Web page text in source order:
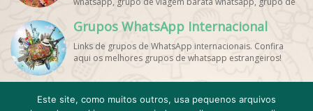
grupo de excursão whatsapp, grupo de viagem em
grupo whatsapp, grupo de viagens nacionais whatsapp,
grupo de viagens internacionais whatsapp, grupo de
viagem brasil whatsapp, grupo de viagem europa
viagem promoção whatsapp, grupo de viagem
econômica whatsapp, grupo de viagem casal whatsapp,
grupo de viagem amigos whatsapp, grupo de viagem
Grupos WhatsApp Internacional
Links de grupos de WhatsApp internacionais. Confira
aqui os melhores grupos de whatsapp estrangeiros!
Este site, como muitos outros, usa pequenos arquivos